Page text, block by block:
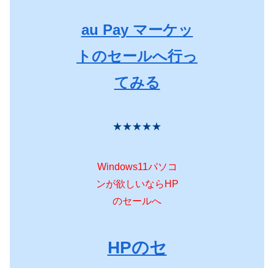
au Pay マーケッ
トのセールへ行っ
てみる
★★★★★
Windows11パソコ
ンが欲しいならHP
のセールへ
HPのセ